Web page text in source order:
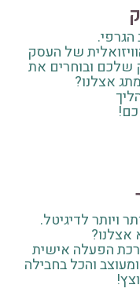
של העסק
ובוחרים את
אצלנו?
ויותר לדיגיטל.
אצלנו?
הפעלה אישית
והכל בחבילה